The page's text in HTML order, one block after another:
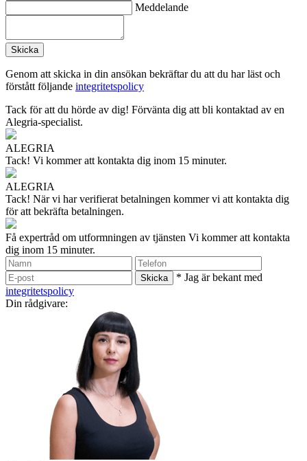
Meddelande
Genom att skicka in din ansökan bekräftar du att du har läst och
förstått följande integritetspolicy
Tack för att du hörde av dig! Förvänta dig att bli kontaktad av en
Alegria-specialist.
ALEGRIA
Tack! Vi kommer att kontakta dig inom 15 minuter.
ALEGRIA
Tack! När vi har verifierat betalningen kommer vi att kontakta dig
för att bekräfta betalningen.
Få expertråd om utformningen av tjänsten Vi kommer att kontakta
dig inom 15 minuter.
* Jag är bekant med
integritetspolicy
Din rådgivare: